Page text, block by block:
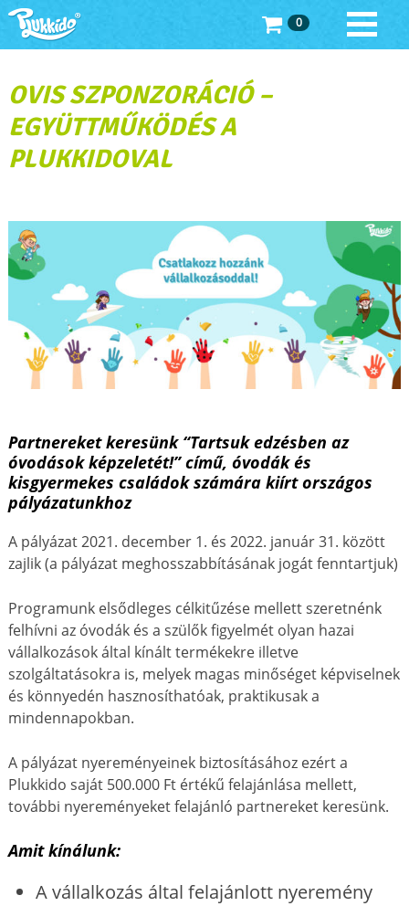
0
OVIS SZPONZORÁCIÓ –
EGYÜTTMŰKÖDÉS A
PLUKKIDOVAL
Partnereket keresünk “Tartsuk edzésben az
óvodások képzeletét!”című, óvodák és
kisgyermekes családok számára kiírt országos
pályázatunkhoz
A pályázat 2021. december 1. és 2022. január 31. között
zajlik (a pályázat meghosszabbításának jogát fenntartjuk)
Programunk elsődleges célkitűzése mellett szeretnénk
felhívni az óvodák és a szülők figyelmét olyan hazai
vállalkozások által kínált termékekre illetve
szolgáltatásokra is, melyek magas minőséget képviselnek
és könnyedén hasznosíthatóak, praktikusak a
mindennapokban.
A pályázat nyereményeinek biztosításához ezért a
Plukkido saját 500.000 Ft értékű felajánlása mellett,
további nyereményeket felajánló partnereket keresünk.
Amit kínálunk:
A vállalkozás által felajánlott nyeremény